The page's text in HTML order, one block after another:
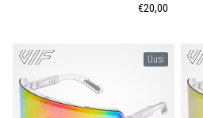
yleinen
juoksijoiden
keskuudessa.
€20,00
Uusi